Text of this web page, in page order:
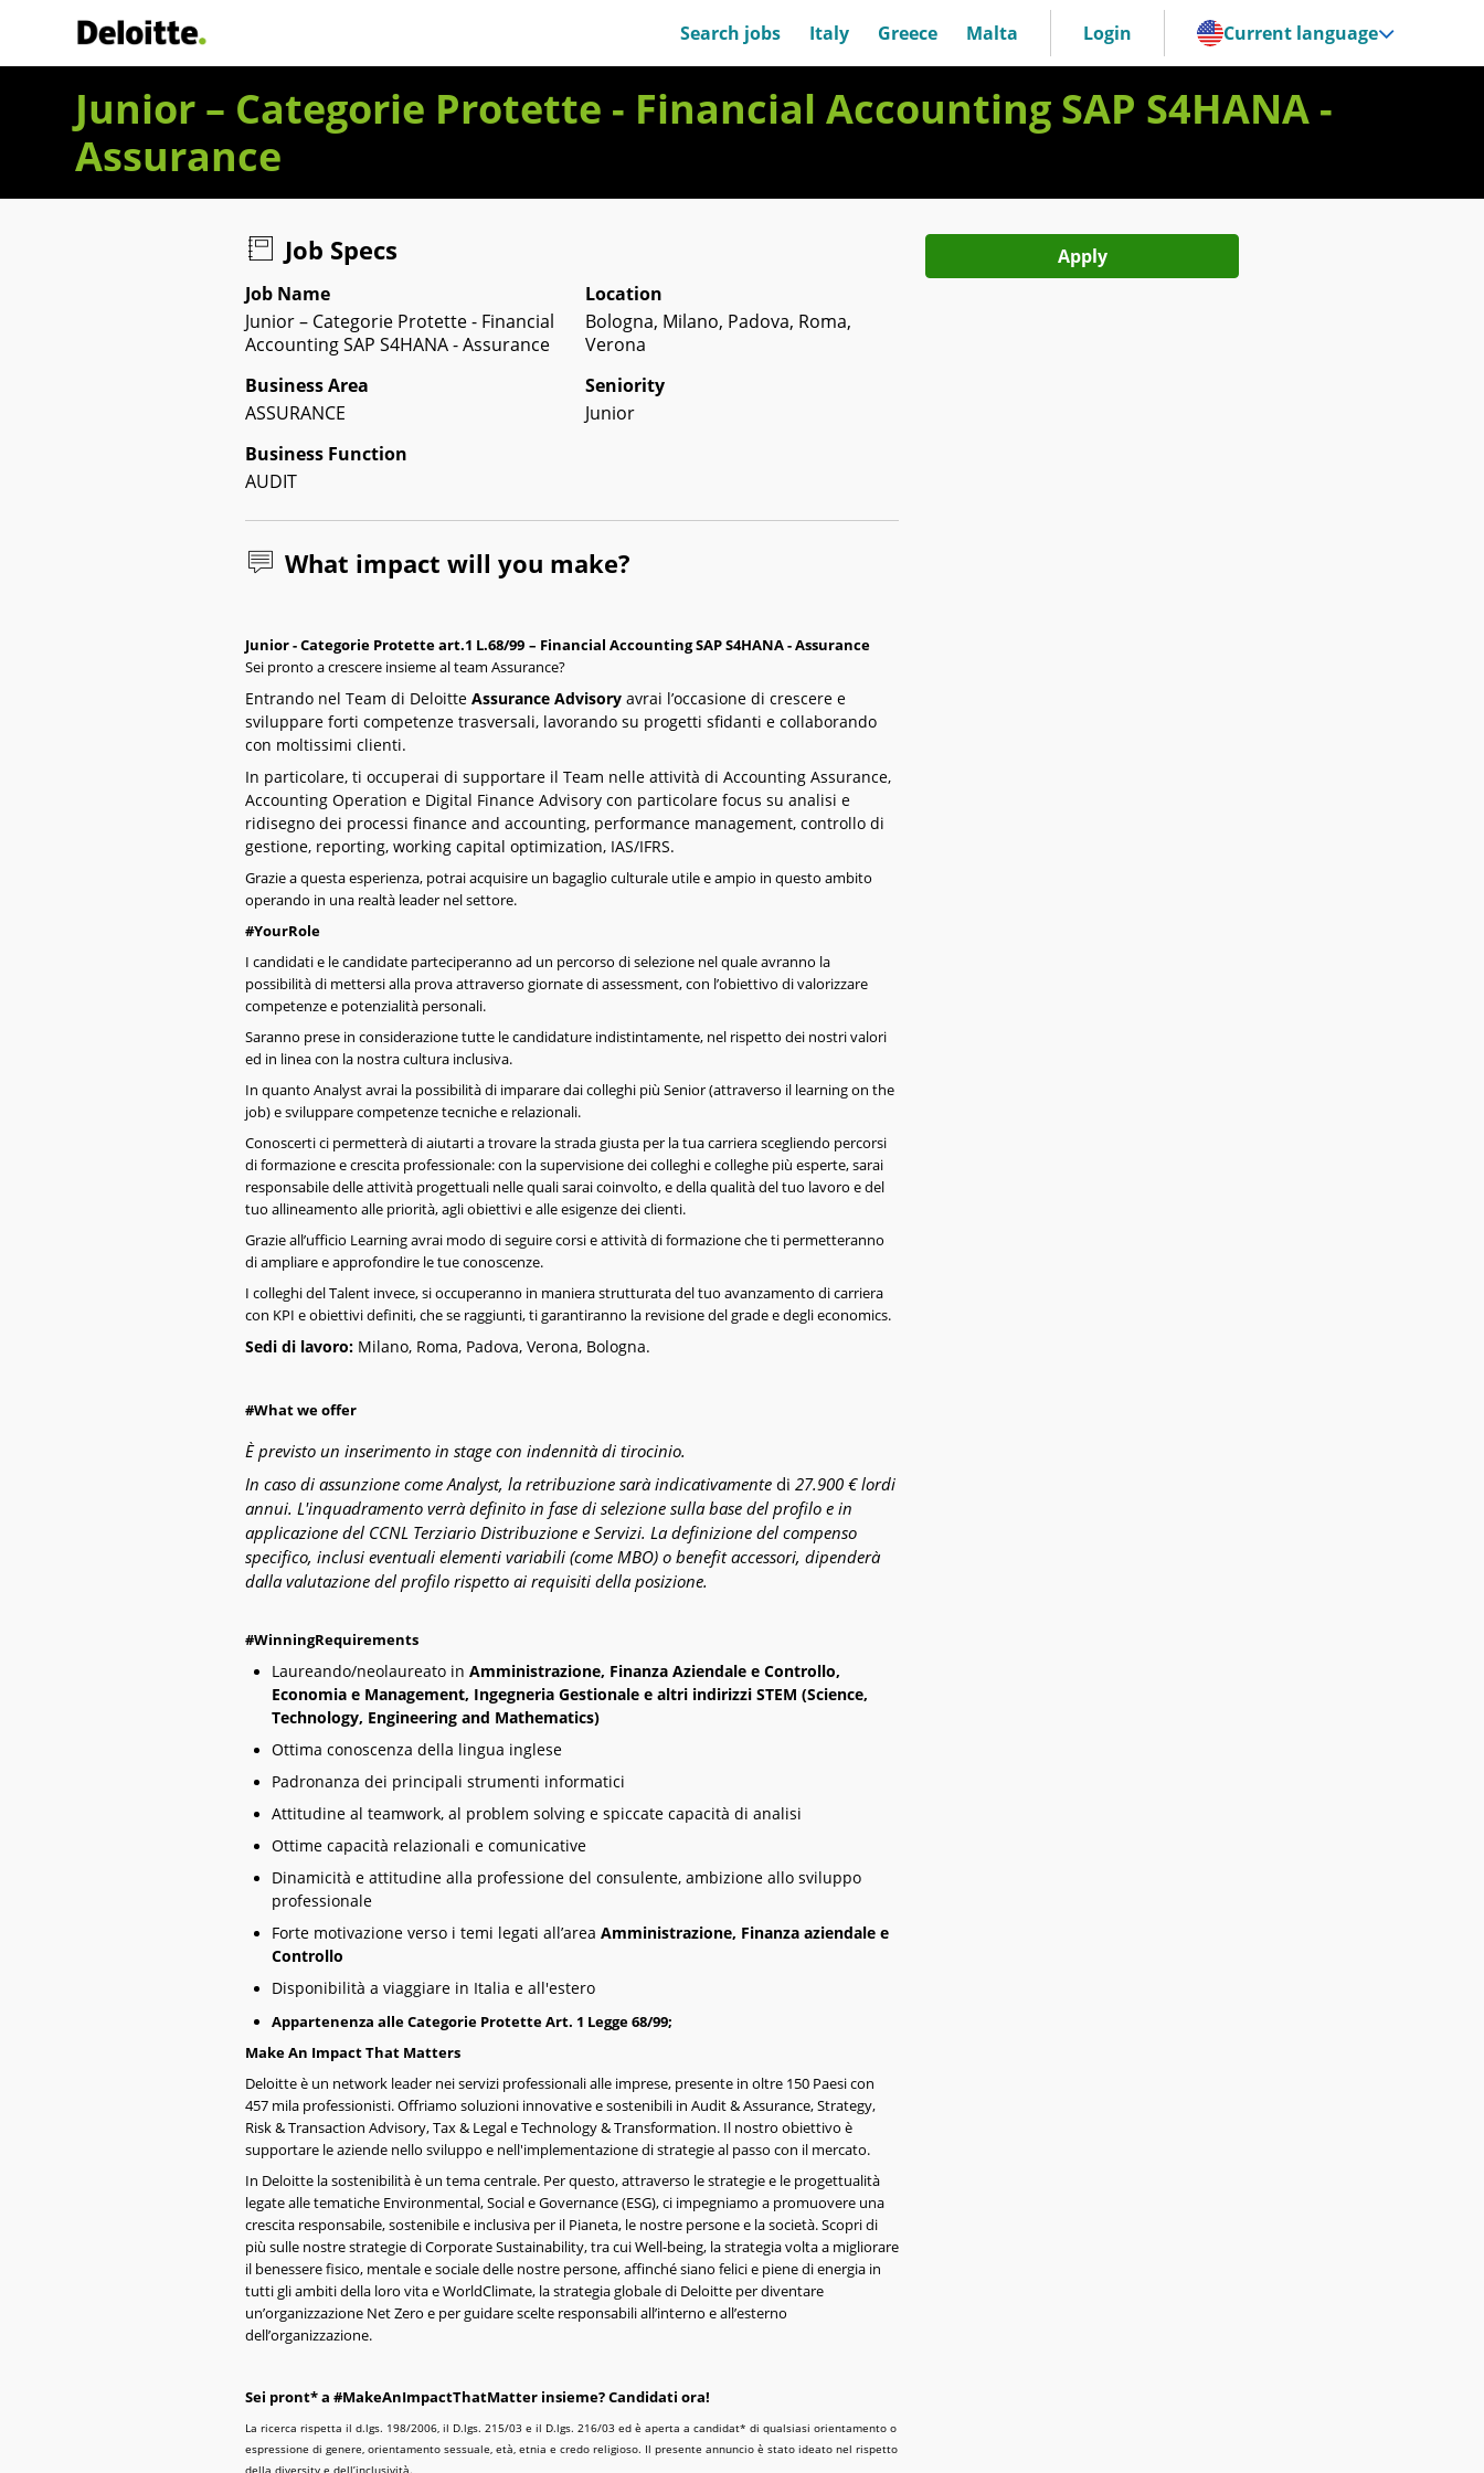
Deloitte Italia Search jobs Italy Greece Malta Login Current language
Junior – Categorie Protette - Financial Accounting SAP S4HANA -
Assurance
Job Specs
Job Name
Junior – Categorie Protette - Financial
Accounting SAP S4HANA - Assurance
Location
Bologna, Milano, Padova, Roma,
Verona
Business Area
ASSURANCE
Seniority
Junior
Business Function
AUDIT
What impact will you make?
Junior - Categorie Protette art.1 L.68/99 – Financial Accounting SAP S4HANA - Assurance
Sei pronto a crescere insieme al team Assurance?
Entrando nel Team di Deloitte Assurance Advisory avrai l’occasione di crescere e
sviluppare forti competenze trasversali, lavorando su progetti sfidanti e collaborando
con moltissimi clienti.
In particolare, ti occuperai di supportare il Team nelle attività di Accounting Assurance,
Accounting Operation e Digital Finance Advisory con particolare focus su analisi e
ridisegno dei processi finance and accounting, performance management, controllo di
gestione, reporting, working capital optimization, IAS/IFRS.
Grazie a questa esperienza, potrai acquisire un bagaglio culturale utile e ampio in questo ambito
operando in una realtà leader nel settore.
#YourRole
I candidati e le candidate parteciperanno ad un percorso di selezione nel quale avranno la
possibilità di mettersi alla prova attraverso giornate di assessment, con l’obiettivo di valorizzare
competenze e potenzialità personali.
Saranno prese in considerazione tutte le candidature indistintamente, nel rispetto dei nostri valori
ed in linea con la nostra cultura inclusiva.
In quanto Analyst avrai la possibilità di imparare dai colleghi più Senior (attraverso il learning on the
job) e sviluppare competenze tecniche e relazionali.
Conoscerti ci permetterà di aiutarti a trovare la strada giusta per la tua carriera scegliendo percorsi
di formazione e crescita professionale: con la supervisione dei colleghi e colleghe più esperte, sarai
responsabile delle attività progettuali nelle quali sarai coinvolto, e della qualità del tuo lavoro e del
tuo allineamento alle priorità, agli obiettivi e alle esigenze dei clienti.
Grazie all’ufficio Learning avrai modo di seguire corsi e attività di formazione che ti permetteranno
di ampliare e approfondire le tue conoscenze.
I colleghi del Talent invece, si occuperanno in maniera strutturata del tuo avanzamento di carriera
con KPI e obiettivi definiti, che se raggiunti, ti garantiranno la revisione del grade e degli economics.
Sedi di lavoro: Milano, Roma, Padova, Verona, Bologna.
#What we offer
È previsto un inserimento in stage con indennità di tirocinio.
In caso di assunzione come Analyst, la retribuzione sarà indicativamente di 27.900 € lordi
annui. L'inquadramento verrà definito in fase di selezione sulla base del profilo e in
applicazione del CCNL Terziario Distribuzione e Servizi. La definizione del compenso
specifico, inclusi eventuali elementi variabili (come MBO) o benefit accessori, dipenderà
dalla valutazione del profilo rispetto ai requisiti della posizione.
#WinningRequirements
Laureando/neolaureato in Amministrazione, Finanza Aziendale e Controllo,
Economia e Management, Ingegneria Gestionale e altri indirizzi STEM (Science,
Technology, Engineering and Mathematics)
Ottima conoscenza della lingua inglese
Padronanza dei principali strumenti informatici
Attitudine al teamwork, al problem solving e spiccate capacità di analisi
Ottime capacità relazionali e comunicative
Dinamicità e attitudine alla professione del consulente, ambizione allo sviluppo
professionale
Forte motivazione verso i temi legati all’area Amministrazione, Finanza aziendale e
Controllo
Disponibilità a viaggiare in Italia e all'estero
Appartenenza alle Categorie Protette Art. 1 Legge 68/99;
Make An Impact That Matters
Deloitte è un network leader nei servizi professionali alle imprese, presente in oltre 150 Paesi con
457 mila professionisti. Offriamo soluzioni innovative e sostenibili in Audit & Assurance, Strategy,
Risk & Transaction Advisory, Tax & Legal e Technology & Transformation. Il nostro obiettivo è
supportare le aziende nello sviluppo e nell'implementazione di strategie al passo con il mercato.
In Deloitte la sostenibilità è un tema centrale. Per questo, attraverso le strategie e le progettualità
legate alle tematiche Environmental, Social e Governance (ESG), ci impegniamo a promuovere una
crescita responsabile, sostenibile e inclusiva per il Pianeta, le nostre persone e la società. Scopri di
più sulle nostre strategie di Corporate Sustainability, tra cui Well-being, la strategia volta a migliorare
il benessere fisico, mentale e sociale delle nostre persone, affinché siano felici e piene di energia in
tutti gli ambiti della loro vita e WorldClimate, la strategia globale di Deloitte per diventare
un’organizzazione Net Zero e per guidare scelte responsabili all’interno e all’esterno
dell’organizzazione.
Sei pront* a #MakeAnImpactThatMatter insieme? Candidati ora!
La ricerca rispetta il d.lgs. 198/2006, il D.lgs. 215/03 e il D.lgs. 216/03 ed è aperta a candidat* di qualsiasi orientamento o
espressione di genere, orientamento sessuale, età, etnia e credo religioso. Il presente annuncio è stato ideato nel rispetto
della diversity e dell’inclusività.
Apply